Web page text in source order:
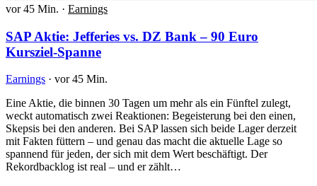
vor 45 Min. · Earnings
SAP Aktie: Jefferies vs. DZ Bank – 90 Euro
Kursziel-Spanne
Earnings · vor 45 Min.
Eine Aktie, die binnen 30 Tagen um mehr als ein Fünftel zulegt,
weckt automatisch zwei Reaktionen: Begeisterung bei den einen,
Skepsis bei den anderen. Bei SAP lassen sich beide Lager derzeit
mit Fakten füttern – und genau das macht die aktuelle Lage so
spannend für jeden, der sich mit dem Wert beschäftigt. Der
Rekordbacklog ist real – und er zählt…